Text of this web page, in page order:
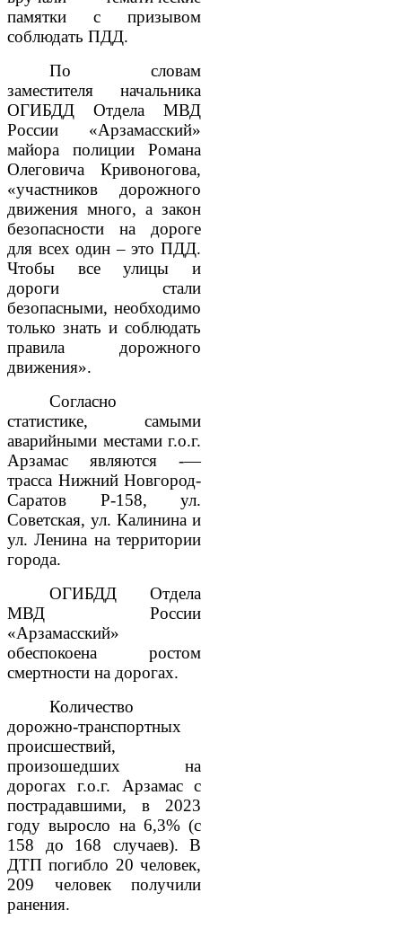
памятки с призывом
соблюдать ПДД.
По словам
заместителя начальника
ОГИБДД Отдела МВД
России «Арзамасский»
майора полиции Романа
Олеговича Кривоногова,
«участников дорожного
движения много, а закон
безопасности на дороге
для всех один – это ПДД.
Чтобы все улицы и
дороги стали
безопасными, необходимо
только знать и соблюдать
правила дорожного
движения».
Согласно
статистике, самыми
аварийными местами г.о.г.
Арзамас являются -—
трасса Нижний Новгород-
Саратов Р-158, ул.
Советская, ул. Калинина и
ул. Ленина на территории
города.
ОГИБДД Отдела
МВД России
«Арзамасский»
обеспокоена ростом
смертности на дорогах.
Количество
дорожно-транспортных
происшествий,
произошедших на
дорогах г.о.г. Арзамас с
пострадавшими, в 2023
году выросло на 6,3% (с
158 до 168 случаев). В
ДТП погибло 20 человек,
209 человек получили
ранения.